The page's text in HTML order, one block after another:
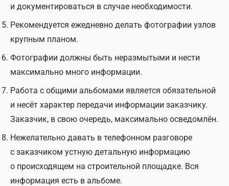
и документироваться в случае необходимости.
Рекомендуется ежедневно делать фотографии узлов
крупным планом.
Фотографии должны быть неразмытыми и нести
максимально много информации.
Работа с общими альбомами является обязательной
и несёт характер передачи информации заказчику.
Заказчик, в свою очередь, максимально осведомлён.
Нежелательно давать в телефонном разговоре
с заказчиком устную детальную информацию
о происходящем на строительной площадке. Вся
информация есть в альбоме.